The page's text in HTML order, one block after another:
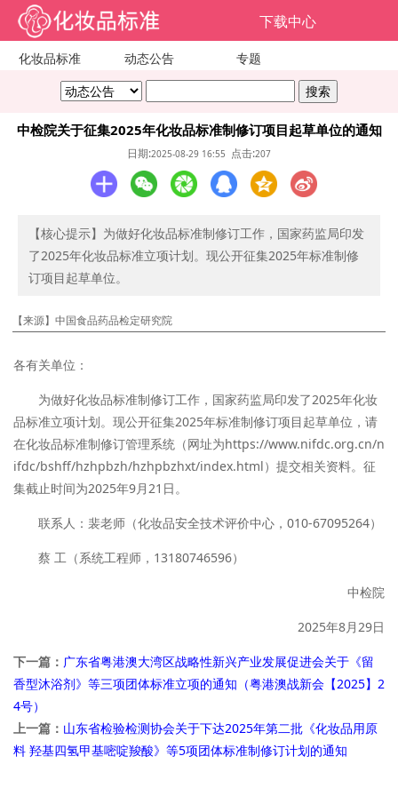
下载中心
化妆品标准 动态公告 专题
中检院关于征集2025年化妆品标准制修订项目起草单位的通知
日期:2025-08-29 16:55 点击:207
【核心提示】为做好化妆品标准制修订工作，国家药监局印发
了2025年化妆品标准立项计划。现公开征集2025年标准制修
订项目起草单位。
【来源】中国食品药品检定研究院
各有关单位：
为做好化妆品标准制修订工作，国家药监局印发了2025年化妆
品标准立项计划。现公开征集2025年标准制修订项目起草单位，请
在化妆品标准制修订管理系统（网址为https://www.nifdc.org.cn/n
ifdc/bshff/hzhpbzh/hzhpbzhxt/index.html）提交相关资料。征
集截止时间为2025年9月21日。
联系人：裴老师（化妆品安全技术评价中心，010-67095264）
蔡 工（系统工程师，13180746596）
中检院
2025年8月29日
下一篇： 广东省粤港澳大湾区战略性新兴产业发展促进会关于《留
香型沐浴剂》等三项团体标准立项的通知（粤港澳战新会【2025】2
4号）
上一篇： 山东省检验检测协会关于下达2025年第二批《化妆品用原
料 羟基四氢甲基嘧啶羧酸》等5项团体标准制修订计划的通知